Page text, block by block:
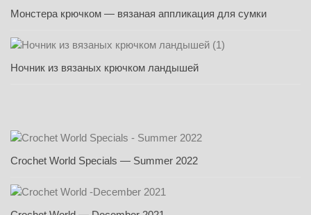
Монстера крючком — вязаная аппликация для сумки
Ночник из вязаных крючком ландышей
Crochet World Specials — Summer 2022